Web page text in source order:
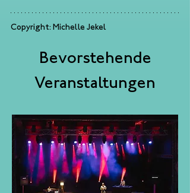
Copyright: Michelle Jekel
Bevorstehende
Veranstaltungen